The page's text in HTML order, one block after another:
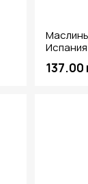
Испания
137.00